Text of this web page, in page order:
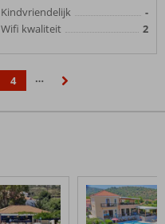
Kindvriendelijk
-
Wifi kwaliteit
2
4
…